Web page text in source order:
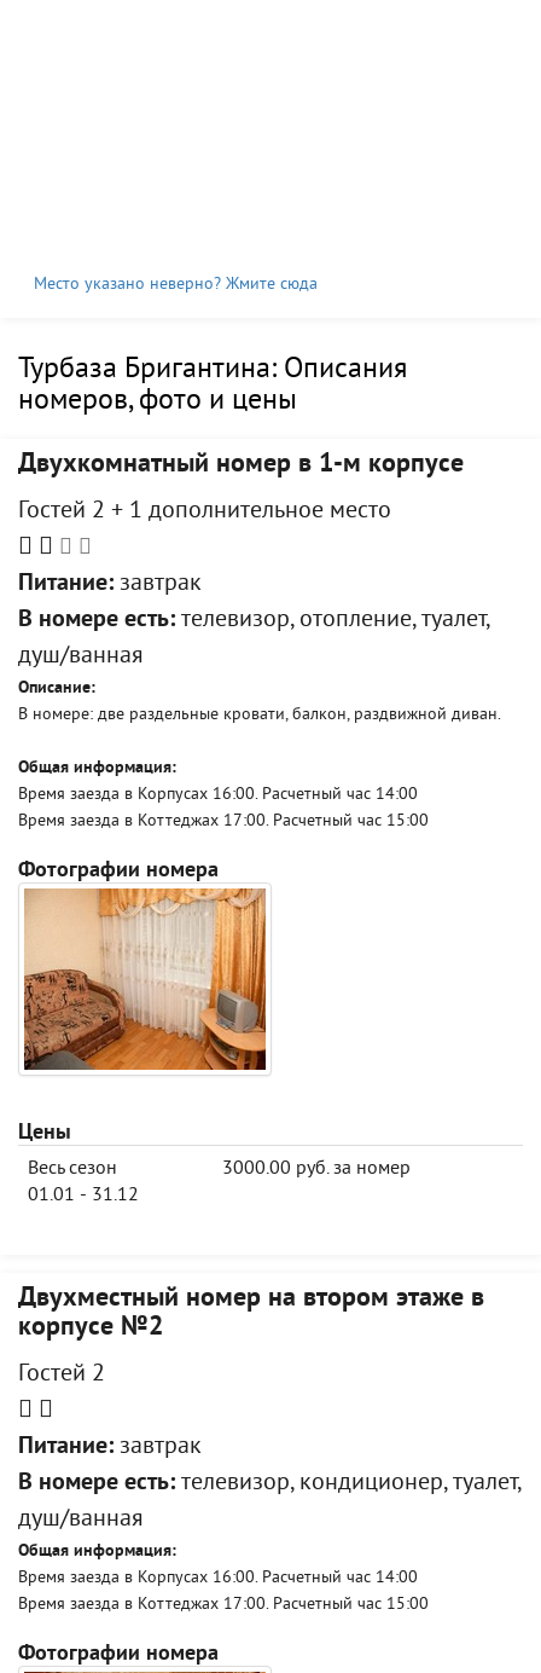
Место указано неверно? Жмите сюда
Турбаза Бригантина: Описания
номеров, фото и цены
Двухкомнатный номер в 1-м корпусе
Гостей 2 + 1 дополнительное место
Питание: завтрак
В номере есть: телевизор, отопление, туалет,
душ/ванная
Описание:
В номере: две раздельные кровати, балкон, раздвижной диван.
Общая информация:
Время заезда в Корпусах 16:00. Расчетный час 14:00
Время заезда в Коттеджах 17:00. Расчетный час 15:00
Фотографии номера
Цены
Весь сезон
01.01 - 31.12
3000.00 руб. за номер
Двухместный номер на втором этаже в
корпусе №2
Гостей 2
Питание: завтрак
В номере есть: телевизор, кондиционер, туалет,
душ/ванная
Общая информация:
Время заезда в Корпусах 16:00. Расчетный час 14:00
Время заезда в Коттеджах 17:00. Расчетный час 15:00
Фотографии номера